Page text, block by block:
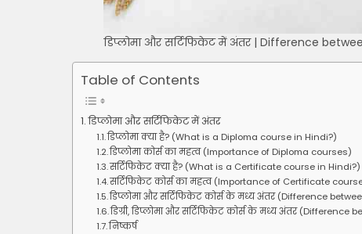
डिप्लोमा और सर्टिफिकेट में अंतर | Difference
Table of Contents
डिप्लोमा और सर्टिफिकेट में अंतर
डिप्लोमा क्या है? (What is a Diploma course in Hindi?)
डिप्लोमा कोर्स का महत्व (Importance of Diploma courses)
सर्टिफिकेट क्या है? (What is a Certificate course in Hindi?)
सर्टिफिकेट कोर्स का महत्व (Importance of Certificate
डिप्लोमा और सर्टिफिकेट कोर्स के मध्य अंतर (Difference
डिग्री, डिप्लोमा और सर्टिफिकेट कोर्स के मध्य अंतर
निष्कर्ष